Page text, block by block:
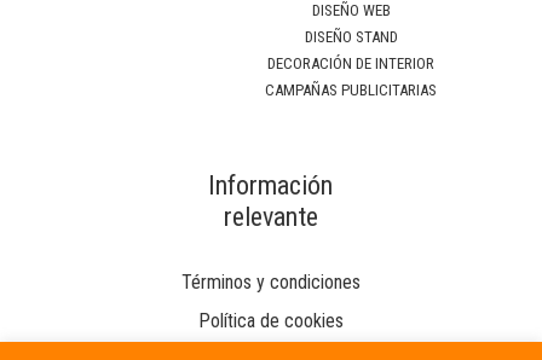
DISEÑO WEB
DISEÑO STAND
DECORACIÓN DE INTERIOR
CAMPAÑAS PUBLICITARIAS
Información
relevante
Términos y condiciones
Política de cookies